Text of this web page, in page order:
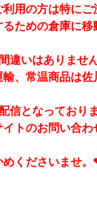
用の方は特にご
ための倉庫に
違いはありません
、常温商品は
信となっており
トのお問い合
くださいませ